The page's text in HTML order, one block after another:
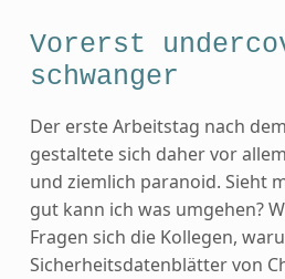
Vorerst
schwanger
Der erste Arbeitstag nach
gestaltete sich daher vor
und ziemlich paranoid. Sieht
gut kann ich was umgehen?
Fragen sich die Kollegen,
Sicherheitsdatenblätter von